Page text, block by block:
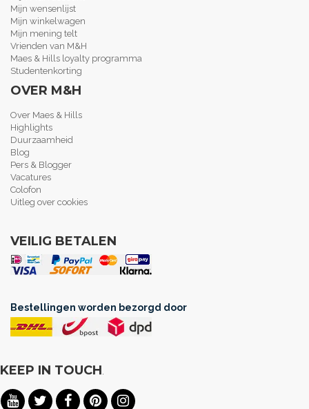
Mijn wensenlijst
Mijn winkelwagen
Mijn mening telt
Vrienden van M&H
Maes & Hills loyalty programma
Studentenkorting
OVER M&H
Over Maes & Hills
Highlights
Duurzaamheid
Blog
Pers & Blogger
Vacatures
Colofon
Uitleg over cookies
VEILIG BETALEN
Bestellingen worden bezorgd door
KEEP IN TOUCH.